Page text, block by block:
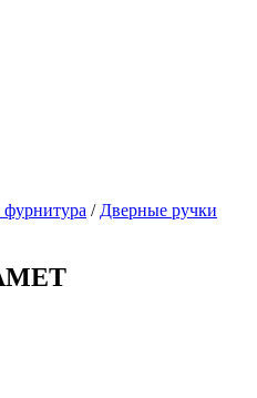
фурнитура / Дверные ручки